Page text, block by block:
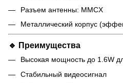
Разъем антенны: MMCX
Металлический корпус
🔹 Преимущества
Высокая мощность до 1.6W
Стабильный видеосигнал